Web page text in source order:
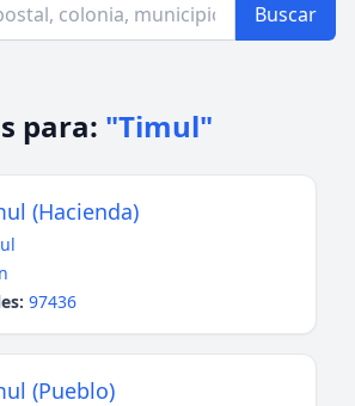
Buscar
para: "Timul"
(Hacienda)
97436
(Pueblo)